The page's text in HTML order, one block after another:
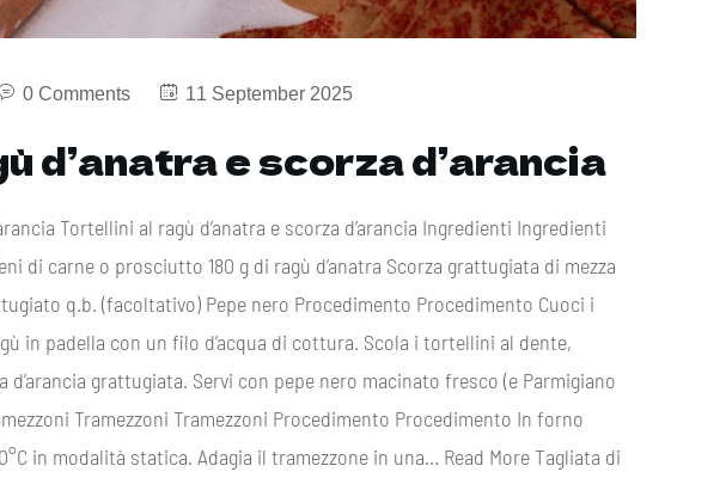
0 Comments 11 September 2025
d’anatra e scorza d’arancia
Tortellini al ragù d’anatra e scorza d’arancia Ingredienti Ingredienti
di carne o prosciutto 180 g di ragù d’anatra Scorza grattugiata di mezza
q.b. (facoltativo) Pepe nero Procedimento Procedimento Cuoci i
in padella con un filo d’acqua di cottura. Scola i tortellini al dente,
d’arancia grattugiata. Servi con pepe nero macinato fresco (e Parmigiano
Tramezzoni Tramezzoni Procedimento Procedimento In forno
in modalità statica. Adagia il tramezzone in una… Read More Tagliata di